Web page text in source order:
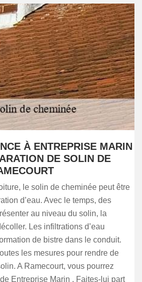
À ENTREPRISE MARIN
DE SOLIN DE
le solin de cheminée peut être
d’eau. Avec le temps, des
au niveau du solin, la
Les infiltrations d’eau
de bistre dans le conduit.
les mesures pour rendre de
A Ramecourt, vous pourrez
Entreprise Marin . Faites-lui part